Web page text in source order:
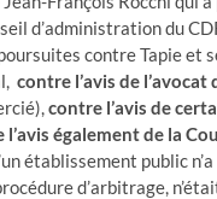
d’administration du
contre Tapie et
contre l’avis de l’avocat
contre l’avis de
l’avis également de la
établissement public
d’arbitrage,